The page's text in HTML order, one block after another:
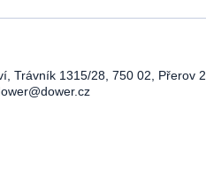
Trávník 1315/28, 750 02, Přerov 2